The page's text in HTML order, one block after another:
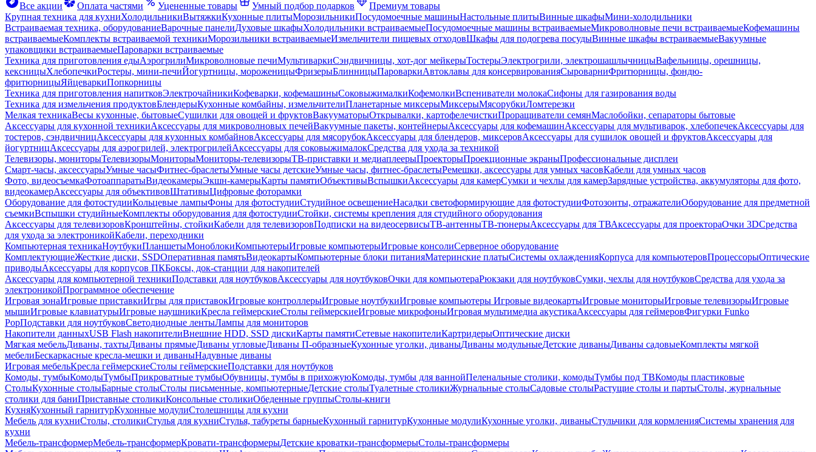
Все акции
Оплата частями Уцененные товары Умный подбор подарков
Премиум товары
Крупная техника для кухниХолодильникиВытяжкиКухонные плитыМорозильникиПосудомоечные машиныНастольные плитыВинные шкафыМини-холодильники
Встраиваемая техника, оборудованиеВарочные панелиДуховые шкафыХолодильники встраиваемыеПосудомоечные машины встраиваемыеМикроволновые печи встраиваемыеКофемашины
встраиваемыеКомплекты встраиваемой техникиМорозильники встраиваемыеИзмельчители пищевых отходовШкафы для подогрева посудыВинные шкафы встраиваемыеВакуумные
упаковщики встраиваемыеПароварки встраиваемые
Техника для приготовления едыАэрогрилиМикроволновые печиМультиваркиСэндвичницы, хот-дог мейкерыТостерыЭлектрогрили, электрошашлычницыВафельницы, орешницы,
кексницыХлебопечкиРостеры, мини-печиЙогуртницы, мороженицыФризерыБлинницыПароваркиАвтоклавы для консервированияСыроварниФритюрницы, фондю-
фритюрницыЯйцеваркиПопкорницы
Техника для приготовления напитковЭлектрочайникиКофеварки, кофемашиныСоковыжималкиКофемолкиВспениватели молокаСифоны для газирования воды
Техника для измельчения продуктовБлендерыКухонные комбайны, измельчителиПланетарные миксерыМиксерыМясорубкиЛомтерезки
Мелкая техникаВесы кухонные, бытовыеСушилки для овощей и фруктовВакууматорыОткрывалки, картофелечисткиПроращиватели семянМаслобойки, сепараторы бытовые
Аксессуары для кухонной техникиАксессуары для микроволновых печейВакуумные пакеты, контейнерыАксессуары для кофемашинАксессуары для мультиварок, хлебопечекАксессуары для
тостеров, сэндвичницАксессуары для кухонных комбайновАксессуары для мясорубокАксессуары для блендеров, миксеровАксессуары для сушилок овощей и фруктовАксессуары для
йогуртницАксессуары для аэрогрилей, электрогрилейАксессуары для соковыжималокСредства для ухода за техникой
Телевизоры, мониторыТелевизорыМониторыМониторы-телевизорыТВ-приставки и медиаплеерыПроекторыПроекционные экраныПрофессиональные дисплеи
Смарт-часы, аксессуарыУмные часыФитнес-браслетыУмные часы детскиеУмные часы, фитнес-браслетыРемешки, аксессуары для умных часовКабели для умных часов
Фото, видеосъемкаФотоаппаратыВидеокамерыЭкшн-камерыКарты памятиОбъективыВспышкиАксессуары для камерСумки и чехлы для камерЗарядные устройства, аккумуляторы для фото,
видеокамерАксессуары для объективовШтативыЦифровые фоторамки
Оборудование для фотостудииКольцевые лампыФоны для фотостудииСтудийное освещениеНасадки светоформирующие для фотостудииФотозонты, отражателиОборудование для предметной
съемкиВспышки студийныеКомплекты оборудования для фотостудииСтойки, системы крепления для студийного оборудования
Аксессуары для телевизоровКронштейны, стойкиКабели для телевизоровПодписки на видеосервисыТВ-антенныТВ-тюнерыАксессуары для ТВАксессуары для проектораОчки 3DСредства
для ухода за электроникойКабели, переходники
Компьютерная техникаНоутбукиПланшетыМоноблокиКомпьютерыИгровые компьютерыИгровые консолиСерверное оборудование
КомплектующиеЖесткие диски, SSDОперативная памятьВидеокартыКомпьютерные блоки питанияМатеринские платыСистемы охлажденияКорпуса для компьютеровПроцессорыОптические
приводыАксессуары для корпусов ПКБоксы, док-станции для накопителей
Аксессуары для компьютерной техникиПодставки для ноутбуковАксессуары для ноутбуковОчки для компьютераРюкзаки для ноутбуковСумки, чехлы для ноутбуковСредства для ухода за
электроникойПрограммное обеспечение
Игровая зонаИгровые приставкиИгры для приставокИгровые контроллерыИгровые ноутбукиИгровые компьютеры Игровые видеокартыИгровые мониторыИгровые телевизорыИгровые
мышиИгровые клавиатурыИгровые наушникиКресла геймерскиеСтолы геймерскиеИгровые микрофоныИгровая мультимедиа акустикаАксессуары для геймеровФигурки Funko
PopПодставки для ноутбуковСветодиодные лентыЛампы для мониторов
Накопители данныхUSB Flash накопителиВнешние HDD, SSD дискиКарты памятиСетевые накопителиКартридерыОптические диски
Мягкая мебельДиваны, тахтыДиваны прямыеДиваны угловыеДиваны П-образныеКухонные уголки, диваныДиваны модульныеДетские диваныДиваны садовыеКомплекты мягкой
мебелиБескаркасные кресла-мешки и диваныНадувные диваны
Игровая мебельКресла геймерскиеСтолы геймерскиеПодставки для ноутбуков
Комоды, тумбыКомодыТумбыПрикроватные тумбыОбувницы, тумбы в прихожуюКомоды, тумбы для ваннойПеленальные столики, комодыТумбы под ТВКомоды пластиковые
СтолыКухонные столыБарные столыСтолы письменные, компьютерныеДетские столыТуалетные столикиЖурнальные столыСадовые столыРастущие столы и партыСтолы, журнальные
столики для баниПриставные столикиКонсольные столикиОбеденные группыСтолы-книги
КухняКухонный гарнитурКухонные модулиСтолешницы для кухни
Мебель для кухниСтолы, столикиСтулья для кухниСтулья, табуреты барныеКухонный гарнитурКухонные модулиКухонные уголки, диваныСтульчики для кормленияСистемы хранения для
кухни
Мебель-трансформерМебель-трансформерКровати-трансформерыДетские кроватки-трансформерыСтолы-трансформеры